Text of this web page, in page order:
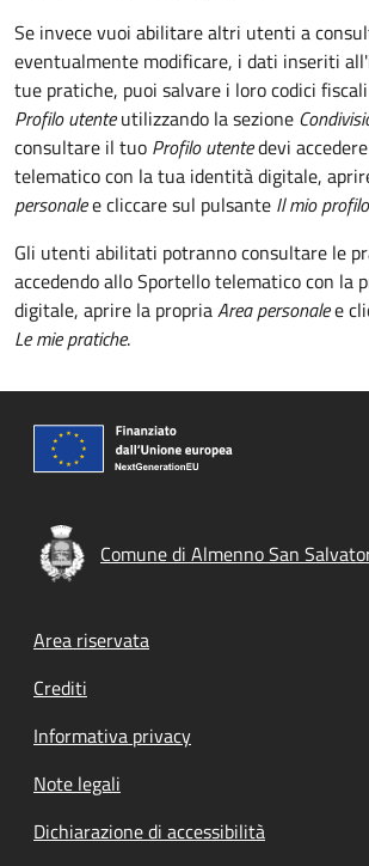
Se invece vuoi abilitare altri utenti a
eventualmente modificare, i dati inseriti
tue pratiche, puoi salvare i loro codici
Profilo utenteutilizzando la sezione
consultare il tuo Profilo utentedevi
telematico con la tua identità digitale,
personalee cliccare sul pulsante Il mio profilo
Gli utenti abilitati potranno consultare le
accedendo allo Sportello telematico con la
digitale, aprire la propriaArea personalee
Le mie pratiche.
Comune di Almenno San
Footer menu
Area riservata
Crediti
Informativa privacy
Note legali
Dichiarazione di accessibilità